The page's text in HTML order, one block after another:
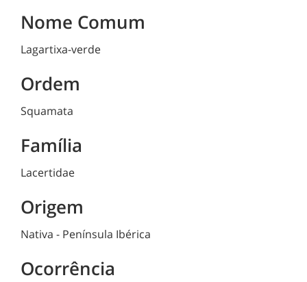
Nome Comum
Lagartixa-verde
Ordem
Squamata
Família
Lacertidae
Origem
Nativa - Península Ibérica
Ocorrência